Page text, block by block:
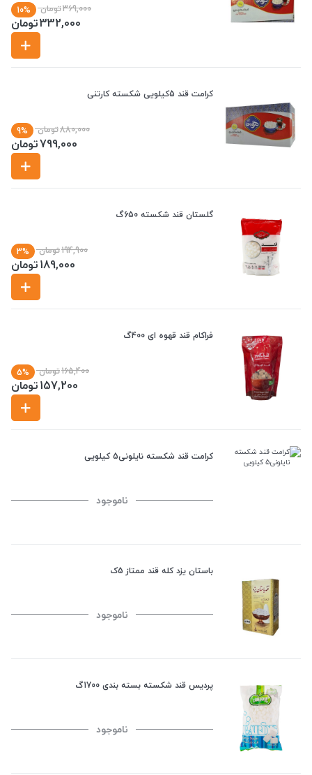
369,000تومان 10%
332,000تومان
کرامت قند 5کیلویی شکسته کارتنی
880,000تومان 9%
799,000تومان
گلستان قند شکسته 650گ
194,900تومان 3%
189,000تومان
فراکام قند قهوه ای 400گ
165,400تومان 5%
157,200تومان
کرامت قند شکسته نایلونی5 کیلویی
ناموجود
باستان یزد کله قند ممتاز 5ک
ناموجود
پردیس قند شکسته بسته بندی 1700گ
ناموجود